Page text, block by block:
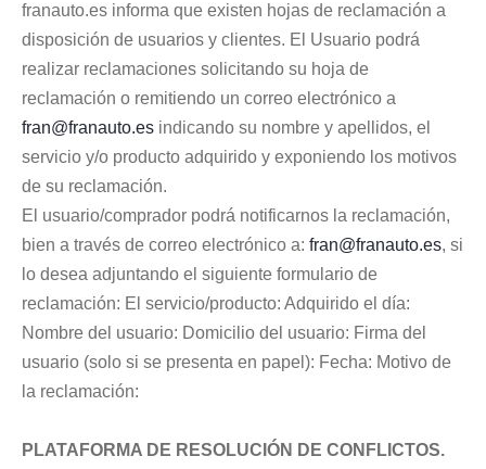
franauto.es informa que existen hojas de reclamación a
disposición de usuarios y clientes. El Usuario podrá
realizar reclamaciones solicitando su hoja de
reclamación o remitiendo un correo electrónico a
fran@franauto.es indicando su nombre y apellidos, el
servicio y/o producto adquirido y exponiendo los motivos
de su reclamación.
El usuario/comprador podrá notificarnos la reclamación,
bien a través de correo electrónico a: fran@franauto.es, si
lo desea adjuntando el siguiente formulario de
reclamación: El servicio/producto: Adquirido el día:
Nombre del usuario: Domicilio del usuario: Firma del
usuario (solo si se presenta en papel): Fecha: Motivo de
la reclamación:
PLATAFORMA DE RESOLUCIÓN DE CONFLICTOS.